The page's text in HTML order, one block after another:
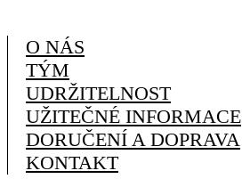
O NÁS
TÝM
UDRŽITELNOST
UŽITEČNÉ INFORMACE
DORUČENÍ A DOPRAVA
KONTAKT